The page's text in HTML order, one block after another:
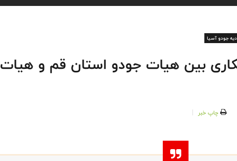
جودو آسیا
بین هیات جودو استان قم و هیات
چاپ خبر